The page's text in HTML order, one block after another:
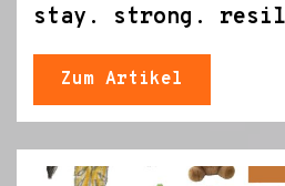
stay. strong.
Zum Artikel